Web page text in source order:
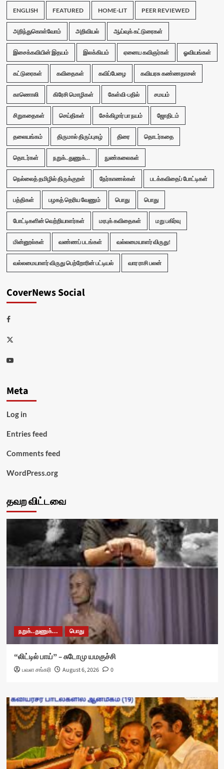
ENGLISH FEATURED HOME-LIT PEER REVIEWED
அறிந்துகொள்வோம் அறிவியல் ஆய்வுக் கட்டுரைகள்
இசைக்கவியின் இதயம் இலக்கியம் ஏனைய கவிஞர்கள் ஓவியங்கள்
கட்டுரைகள் கவிதைகள் கவிப்பேழை கவியரசு கண்ணதாசன்
காணொலி கிரேசி மொழிகள் கேள்வி-பதில் சமயம்
சிறுகதைகள் செய்திகள் சேக்கிழார் பா நயம் ஜோதிடம்
தலையங்கம் திருமால் திருப்புகழ் திரை தொடர்கதை
தொடர்கள் நறுக்..துணுக்... நுண்கலைகள்
நெல்லைத் தமிழில் திருக்குறள் நேர்காணல்கள் படக்கவிதைப் போட்டிகள்
பத்திகள் பழகத் தெரிய வேணும் பொது பொது
போட்டிகளின் வெற்றியாளர்கள் மரபுக் கவிதைகள் மறு பகிர்வு
மின்னூல்கள் வண்ணப் படங்கள் வல்லமையாளர் விருது!
வல்லமையாளர் விருது பெற்றோரின் பட்டியல் வார ராசி பலன்
CoverNews Social
Facebook
Twitter
Youtube
Meta
Log in
Entries feed
Comments feed
WordPress.org
தவற விட்டவை
நறுக்..துணுக்... பொது
“லிட்டில் பாய்” – சுடோமு யமகுச்சி
பவள சங்கரி August 6, 2026 0